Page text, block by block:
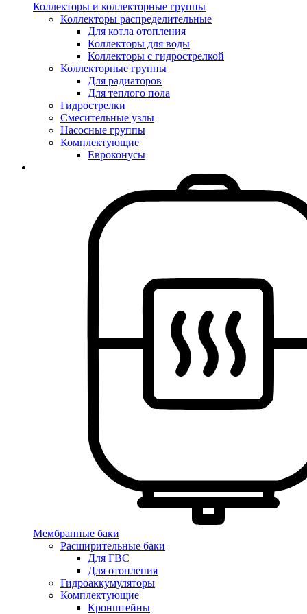
Коллекторы и коллекторные группы
Коллекторы распределительные
Для котла отопления
Коллекторы для воды
Коллекторы с гидрострелкой
Коллекторные группы
Для радиаторов
Для теплого пола
Гидрострелки
Смесительные узлы
Насосные группы
Комплектующие
Евроконусы
Мембранные баки
Расширительные баки
Для ГВС
Для отопления
Гидроаккумуляторы
Комплектующие
Кронштейны